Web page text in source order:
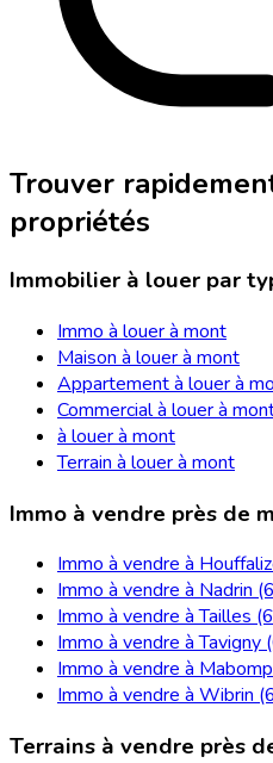
Trouver
propriétés
Immobilier à louer par
Immo à louer à mont
Maison à louer à mont
Appartement à louer à
Commercial à louer à
à louer à mont
Terrain à louer à mont
Immo à vendre près de
Immo à vendre à
Immo à vendre à Nadrin
Immo à vendre à Tailles
Immo à vendre à Tavigny
Immo à vendre à
Immo à vendre à Wibrin
Terrains à vendre près